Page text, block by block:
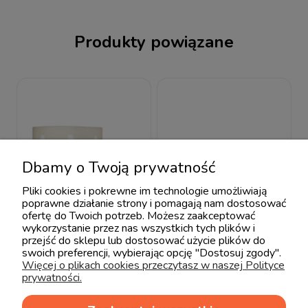
Produkty powiązane
Lamps & Company
Lamps & Company
Dbamy o Twoją prywatność
Pliki cookies i pokrewne im technologie umożliwiają
poprawne działanie strony i pomagają nam dostosować
ofertę do Twoich potrzeb. Możesz zaakceptować
wykorzystanie przez nas wszystkich tych plików i
przejść do sklepu lub dostosować użycie plików do
swoich preferencji, wybierając opcję "Dostosuj zgody".
Więcej o plikach cookies przeczytasz w naszej Polityce
prywatności.